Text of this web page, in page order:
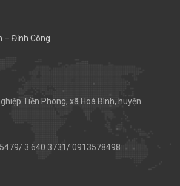
– Định Công
Tiền Phong, xã Hoà Bình, huyện
3 640 3731/ 0913578498